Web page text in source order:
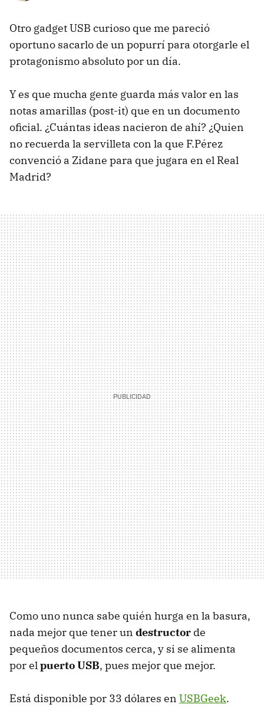
Otro gadget USB curioso que me pareció
oportuno sacarlo de un popurrí para otorgarle el
protagonismo absoluto por un día.
Y es que mucha gente guarda más valor en las
notas amarillas (post-it) que en un documento
oficial. ¿Cuántas ideas nacieron de ahí? ¿Quien
no recuerda la servilleta con la que F.Pérez
convenció a Zidane para que jugara en el Real
Madrid?
Como uno nunca sabe quién hurga en la basura,
nada mejor que tener un destructor de
pequeños documentos cerca, y si se alimenta
por elpuerto USB, pues mejor que mejor.
Está disponible por 33 dólares en USBGeek.